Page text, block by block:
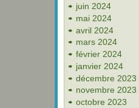
juin 2024
mai 2024
avril 2024
mars 2024
février 2024
janvier 2024
décembre 2023
novembre 2023
octobre 2023